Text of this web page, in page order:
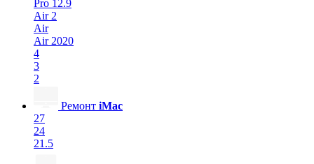
Pro 12.9
Air 2
Air
Air 2020
4
3
2
Ремонт iMac
27
24
21.5